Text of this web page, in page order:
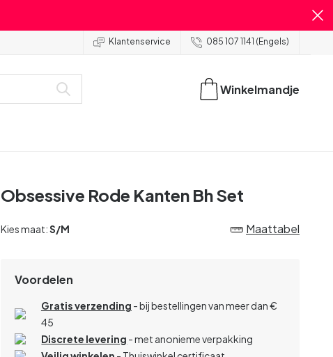
Klantenservice 085 107 1141 (Engels)
Winkelmandje
Obsessive Rode Kanten Bh Set
Kies maat:S/M Maattabel
Voordelen
Gratis verzending - bij bestellingen van meer dan €
45
Discrete levering - met anonieme verpakking